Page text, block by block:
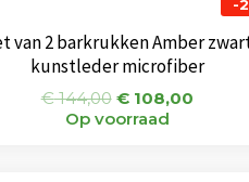
-
van 2 barkrukken Amber
kunstleder microfiber
€144,00 €108,00
Op voorraad